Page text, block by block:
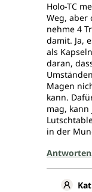
Holo-TC
Weg, aber
nehme 4
damit. Ja,
als
daran,
Magen
kann.
mag,
in der
Antworten